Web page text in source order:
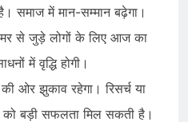
समाज में मान-सम्मान बढ़ेगा।
से जुड़े लोगों के लिए आज का
में वृद्धि होगी।
ओर झुकाव रहेगा। रिसर्च या
को बड़ी सफलता मिल सकती है।